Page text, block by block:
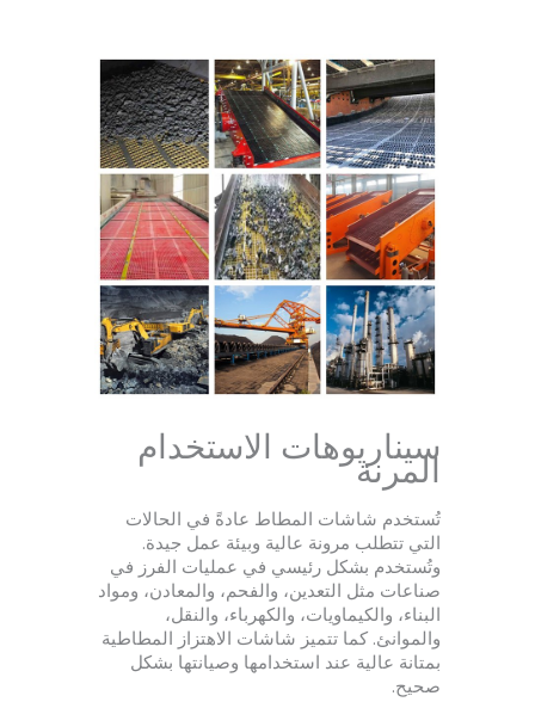
سيناريوهات الاستخدام
المرنة
تُستخدم شاشات المطاط عادةً في الحالات
التي تتطلب مرونة عالية وبيئة عمل جيدة.
وتُستخدم بشكل رئيسي في عمليات الفرز في
صناعات مثل التعدين، والفحم، والمعادن، ومواد
البناء، والكيماويات، والكهرباء، والنقل،
والموانئ. كما تتميز شاشات الاهتزاز المطاطية
بمتانة عالية عند استخدامها وصيانتها بشكل
صحيح.